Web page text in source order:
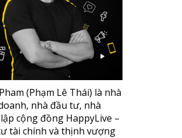
(Phạm Lê Thái) là nhà
nhà đầu tư, nhà
cộng đồng HappyLive –
tài chính và thịnh vượng